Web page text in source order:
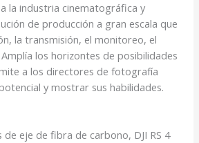
la industria cinematográfica y
de producción a gran escala que
la transmisión, el monitoreo, el
los horizontes de posibilidades
a los directores de fotografía
y mostrar sus habilidades.
de eje de fibra de carbono, DJI RS 4